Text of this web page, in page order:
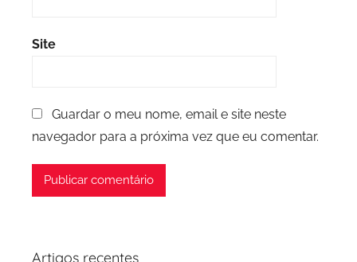
Site
Guardar o meu nome, email e site neste
navegador para a próxima vez que eu comentar.
Artigos recentes